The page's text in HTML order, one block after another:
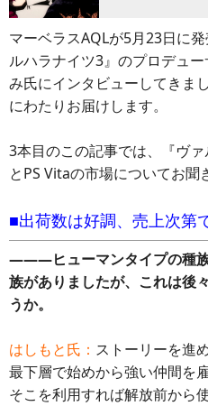
マーベラスAQLが5月23日に
ルハラナイツ3』のプロデュ
み氏にインタビューしてきま
にわたりお届けします。
3本目のこの記事では、『ヴ
とPS Vitaの市場についてお聞
■出荷数は好調、売上次第
―――ヒューマンタイプの種
族がありましたが、これは後
うか。
はしもと氏： ストーリーを進
最下層で始めから強い仲間を
そこを利用すれば解放前から